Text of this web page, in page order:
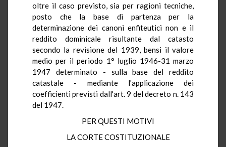
oltre il caso previsto, sia per ragioni tecniche,
posto che la base di partenza per la
determinazione dei canoni enfiteutici non e il
reddito dominicale risultante dal catasto
secondo la revisione del 1939, bensi il valore
medio per il periodo 1° luglio 1946-31 marzo
1947 determinato - sulla base del reddito
catastale - mediante l'applicazione dei
coefficienti previsti dall'art. 9 del decreto n. 143
del 1947.
PER QUESTI MOTIVI
LA CORTE COSTITUZIONALE